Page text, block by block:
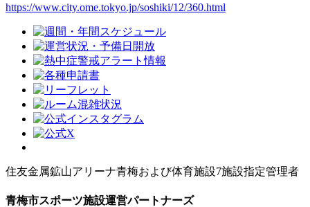
https://www.city.ome.tokyo.jp/soshiki/12/360.html
住友金属鉱山アリーナ青梅および体育施設7施設指定管理者
青梅市スポーツ施設運営パートナーズ